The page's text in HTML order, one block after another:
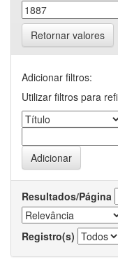
Retornar valores
Adicionar filtros:
Utilizar filtros para
Resultados/Página
Registro(s)